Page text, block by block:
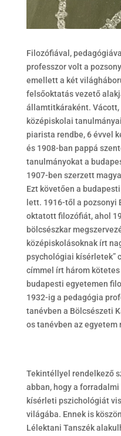
Filozófiával,
professzor volt a
emellett a két
felsőoktatás vezető
államtitkáraként.
középiskolai
piarista rendbe, 6 évvel
és 1908-ban pappá
tanulmányokat a
1907-ben szerzett
Ezt követően a
lett. 1916-től a pozsonyi
oktatott filozófiát, ahol
bölcsészkar
középiskolásoknak írt
psychológiai kísérletek”
címmel írt három
budapesti egyetemen
1932-ig a pedagógia
tanévben a Bölcsészeti
os tanévben az egyetem
Tekintéllyel rendelkező
abban, hogy a
kísérleti pszichológiát
világába. Ennek is
Lélektani Tanszék